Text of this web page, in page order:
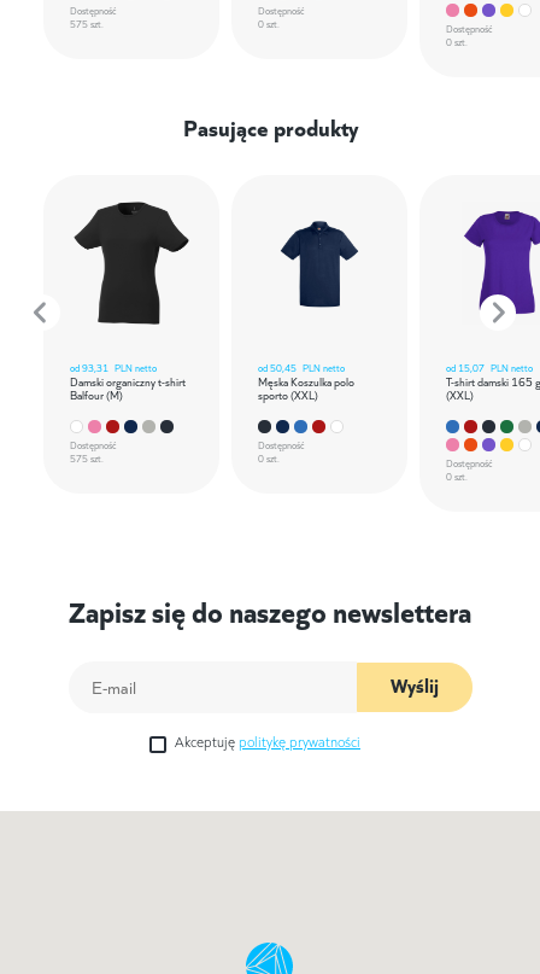
Dostępność
575 szt.
Dostępność
0 szt.
Dostępność
0 szt.
Pasujące produkty
od93,31 PLN netto
Damski organiczny t-shirt
Balfour (M)
Dostępność
575 szt.
od50,45 PLN netto
Męska Koszulka polo
sporto (XXL)
Dostępność
0 szt.
od 15,07 PLN netto
T-shirt damski 165
(XXL)
Dostępność
0 szt.
Zapisz się do naszego newslettera
Wyślij
Akceptuję politykę prywatności